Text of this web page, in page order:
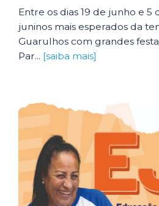
Entre os dias 19 de junho e 5
juninos mais esperados da
Guarulhos com grandes
Par... [saiba mais]